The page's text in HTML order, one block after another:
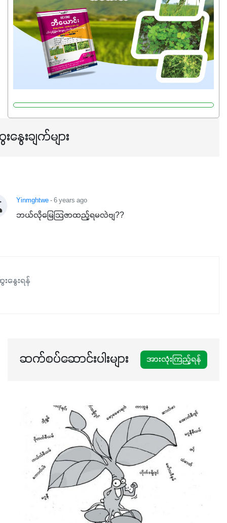
နွေးချက်များ
Yinmghtwe- 6 years ago
ဘယ်လိုမြေသြဇာထည့်ရမလဲဗျ??
နွေးရန်
ဆက်စပ်ဆောင်းပါးများ အားလုံးကြည့်ရန်